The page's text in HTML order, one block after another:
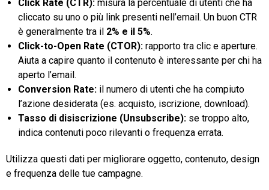
Click Rate (CTR): misura la percentuale di utenti che ha
cliccato su uno o più link presenti nell’email. Un buon CTR
è generalmente tra il 2% e il 5%.
Click-to-Open Rate (CTOR): rapporto tra clic e aperture.
Aiuta a capire quanto il contenuto è interessante per chi ha
aperto l’email.
Conversion Rate: il numero di utenti che ha compiuto
l’azione desiderata (es. acquisto, iscrizione, download).
Tasso di disiscrizione (Unsubscribe): se troppo alto,
indica contenuti poco rilevanti o frequenza errata.
Utilizza questi dati per migliorare oggetto, contenuto, design
e frequenza delle tue campagne.